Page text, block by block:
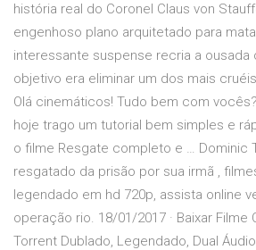
história real do Coronel Claus von
engenhoso plano arquitetado para
interessante suspense recria a ousada
objetivo era eliminar um dos mais
Olá cinemáticos! Tudo bem com
hoje trago um tutorial bem simples e
o filme Resgate completo e … Dominic
resgatado da prisão por sua irmã ,
legendado em hd 720p, assista online
operação rio. 18/01/2017 · Baixar Filme
Torrent Dublado, Legendado, Dual